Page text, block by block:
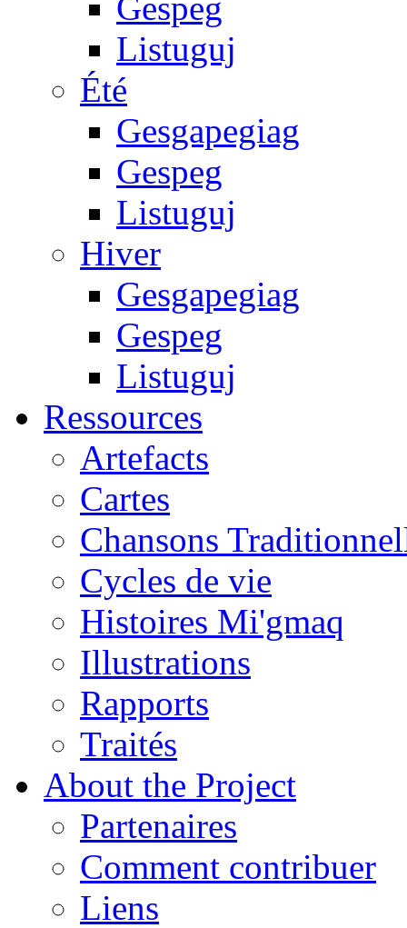
Listuguj
Été
Gesgapegiag
Gespeg
Listuguj
Hiver
Gesgapegiag
Gespeg
Listuguj
Ressources
Artefacts
Cartes
Chansons
Cycles de vie
Histoires Mi'gmaq
Illustrations
Rapports
Traités
About the Project
Partenaires
Comment contribuer
Liens